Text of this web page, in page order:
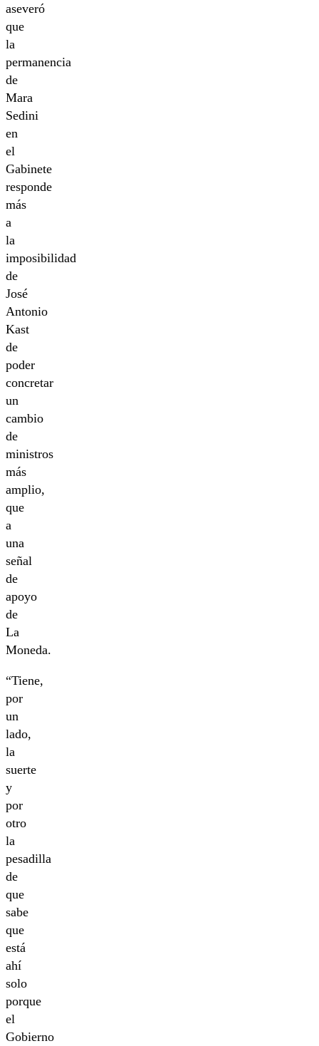
aseveró
que
la
permanencia
de
Mara
Sedini
en
el
Gabinete
responde
más
a
la
imposibilidad
de
José
Antonio
Kast
de
poder
concretar
un
cambio
de
ministros
más
amplio,
que
a
una
señal
de
apoyo
de
La
Moneda.
“Tiene,
por
un
lado,
la
suerte
y
por
otro
la
pesadilla
de
que
sabe
que
está
ahí
solo
porque
el
Gobierno